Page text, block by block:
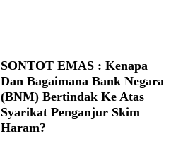
SONTOT EMAS : Kenapa
Dan Bagaimana Bank Negara
(BNM) Bertindak Ke Atas
Syarikat Penganjur Skim
Haram?